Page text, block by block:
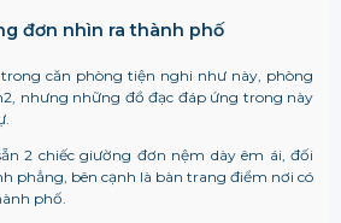
đơn nhìn ra thành phố
căn phòng tiện nghi như này, phòng
nhưng những đồ đạc đáp ứng trong này
2 chiếc giường đơn nệm dày êm ái, đối
phẳng, bên cạnh là bàn trang điểm nơi có
phố.